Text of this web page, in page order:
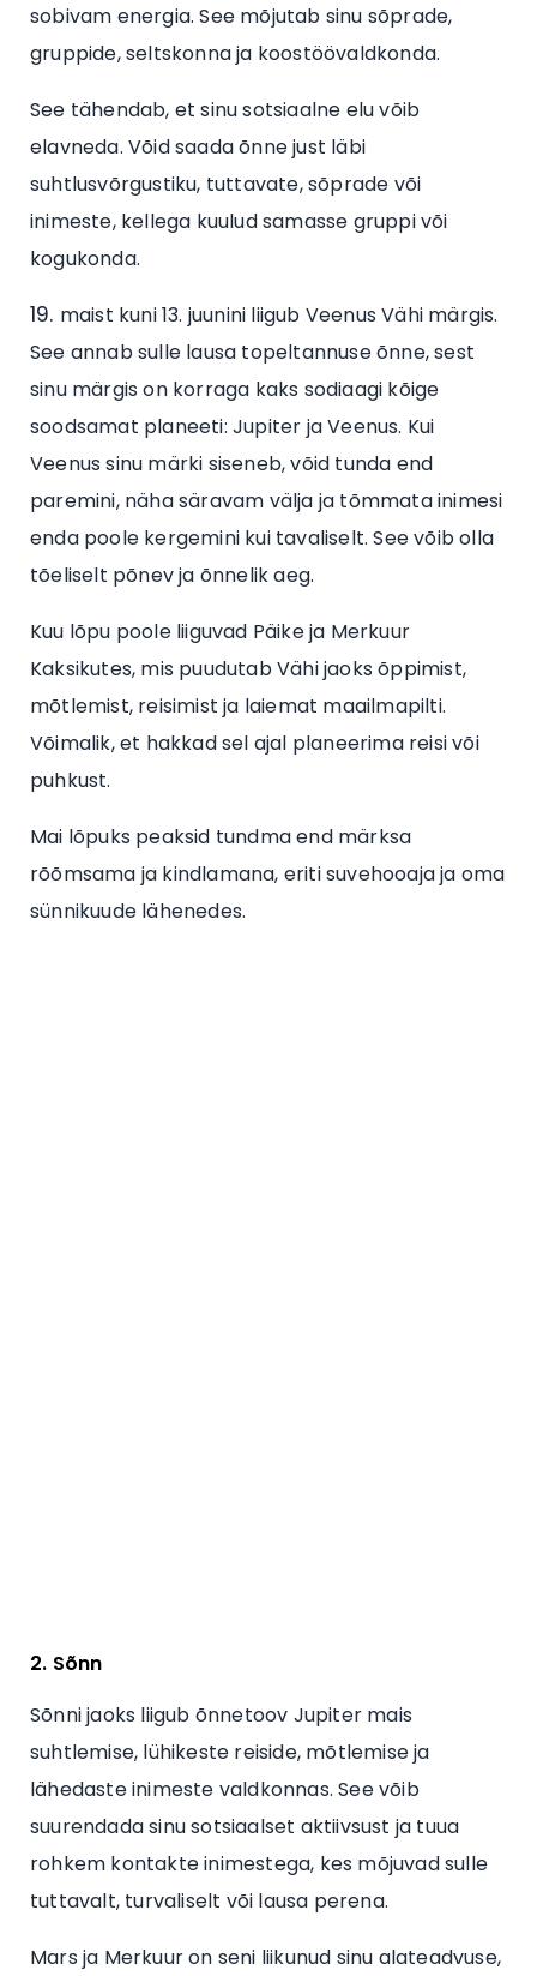
sobivam energia. See mõjutab sinu sõprade,
gruppide, seltskonna ja koostöövaldkonda.
See tähendab, et sinu sotsiaalne elu võib
elavneda. Võid saada õnne just läbi
suhtlusvõrgustiku, tuttavate, sõprade või
inimeste, kellega kuulud samasse gruppi või
kogukonda.
maist kuni 13. juunini liigub Veenus Vähi märgis.
See annab sulle lausa topeltannuse õnne, sest
sinu märgis on korraga kaks sodiaagi kõige
soodsamat planeeti: Jupiter ja Veenus. Kui
Veenus sinu märki siseneb, võid tunda end
paremini, näha säravam välja ja tõmmata inimesi
enda poole kergemini kui tavaliselt. See võib olla
tõeliselt põnev ja õnnelik aeg.
Kuu lõpu poole liiguvad Päike ja Merkuur
Kaksikutes, mis puudutab Vähi jaoks õppimist,
mõtlemist, reisimist ja laiemat maailmapilti.
Võimalik, et hakkad sel ajal planeerima reisi või
puhkust.
Mai lõpuks peaksid tundma end märksa
rõõmsama ja kindlamana, eriti suvehooaja ja oma
sünnikuude lähenedes.
2. Sõnn
Sõnni jaoks liigub õnnetoov Jupiter mais
suhtlemise, lühikeste reiside, mõtlemise ja
lähedaste inimeste valdkonnas. See võib
suurendada sinu sotsiaalset aktiivsust ja tuua
rohkem kontakte inimestega, kes mõjuvad sulle
tuttavalt, turvaliselt või lausa perena.
Mars ja Merkuur on seni liikunud sinu alateadvuse,